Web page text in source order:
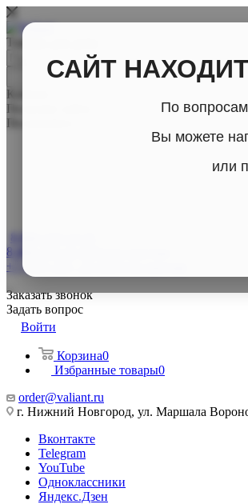
САЙТ
По
Вы можете
или
Товары для дома
Каталог
По всему сайту
По каталогу
8 800-250-14-45
+7 (831) 267- 20-10
Заказать звонок
Задать вопрос
Войти
Корзина0
Избранные товары0
order@valiant.ru
г. Нижний Новгород, ул. Маршала
Вконтакте
Telegram
YouTube
Одноклассники
Яндекс.Дзен